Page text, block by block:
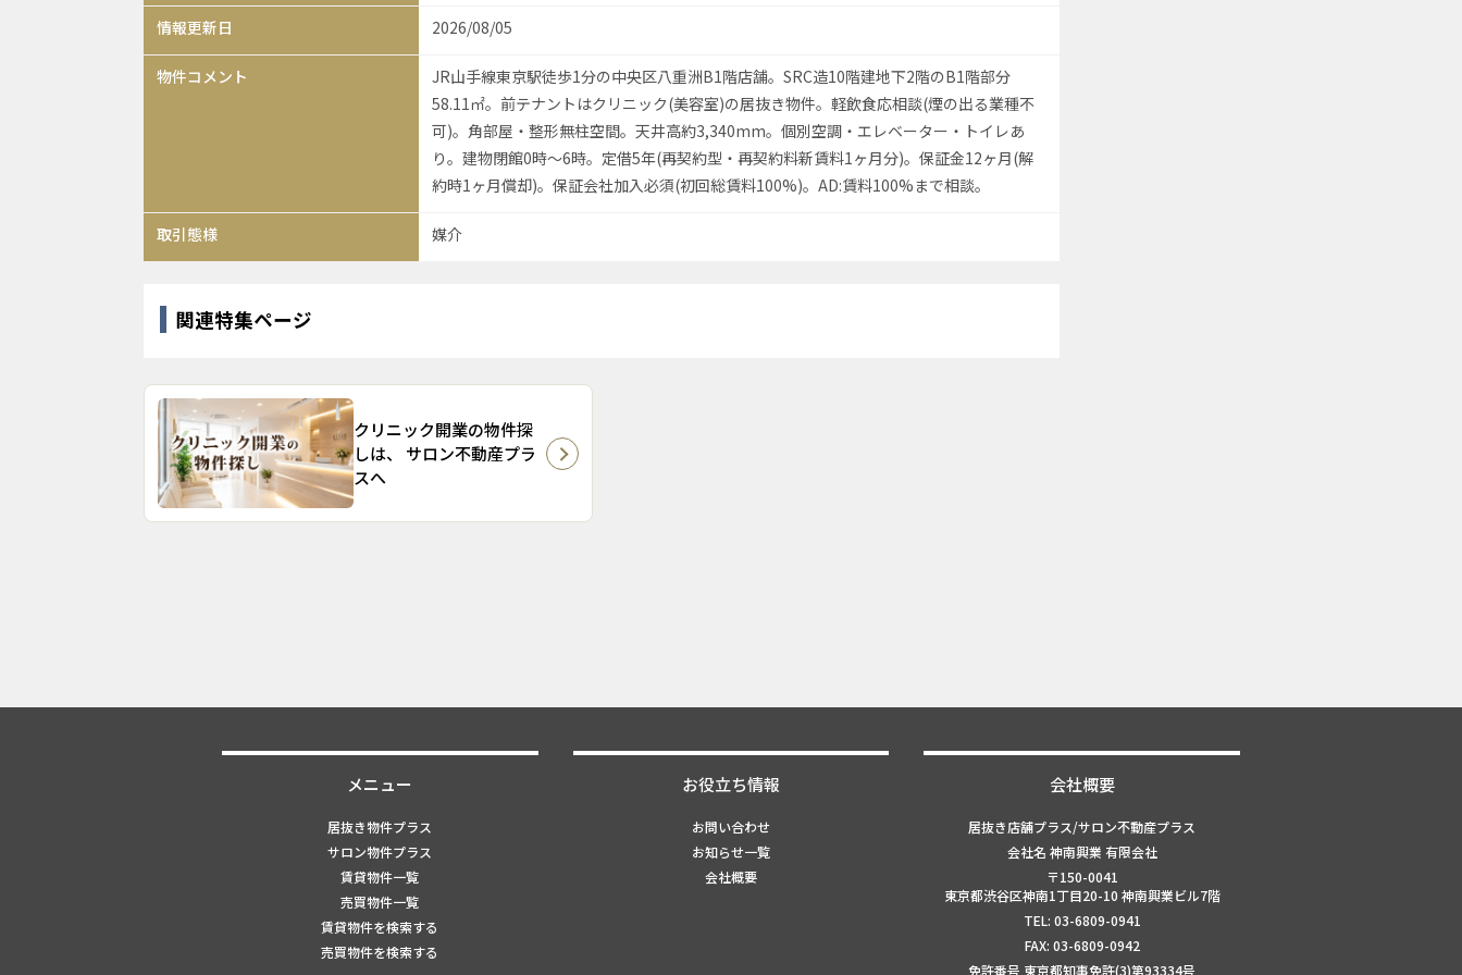
情報更新日 2026/08/05
物件コメント
JR山手線東京駅徒歩1分の中央区八重洲B1階店舗。SRC造10階建地下2階のB1階部分
58.11㎡。前テナントはクリニック(美容室)の居抜き物件。軽飲食応相談(煙の出る業種不
可)。角部屋・整形無柱空間。天井高約3,340mm。個別空調・エレベーター・トイレあ
り。建物閉館0時〜6時。定借5年(再契約型・再契約料新賃料1ヶ月分)。保証金12ヶ月(解
約時1ヶ月償却)。保証会社加入必須(初回総賃料100%)。AD:賃料100%まで相談。
取引態様 媒介
関連特集ページ
クリニック開業の物件探
しは、 サロン不動産プラ
スへ
メニュー
居抜き物件プラス
サロン物件プラス
賃貸物件一覧
売買物件一覧
賃貸物件を検索する
売買物件を検索する
お役立ち情報
お問い合わせ
お知らせ一覧
会社概要
会社概要
居抜き店舗プラス/サロン不動産プラス
会社名 神南興業 有限会社
〒150-0041
東京都渋谷区神南1丁目20-10 神南興業ビル7階
TEL: 03-6809-0941
FAX: 03-6809-0942
免許番号 東京都知事免許(3)第93334号